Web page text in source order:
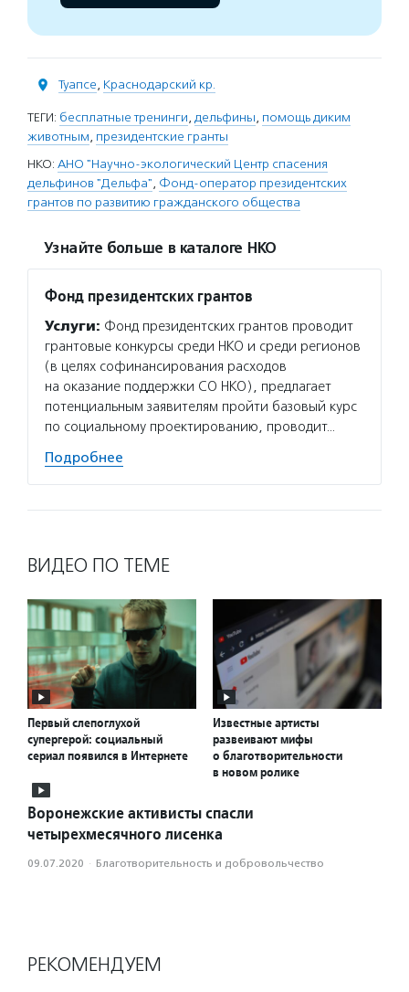
Туапсе, Краснодарский кр.
ТЕГИ: бесплатные тренинги, дельфины, помощь диким
животным, президентские гранты
НКО: АНО "Научно-экологический Центр спасения
дельфинов "Дельфа", Фонд-оператор президентских
грантов по развитию гражданского общества
Узнайте больше в каталоге НКО
Фонд президентских грантов
Услуги: Фонд президентских грантов проводит
грантовые конкурсы среди НКО и среди регионов
(в целях софинансирования расходов
на оказание поддержки СО НКО), предлагает
потенциальным заявителям пройти базовый курс
по социальному проектированию, проводит…
Подробнее
ВИДЕО ПО ТЕМЕ
Первый слепоглухой
супергерой: социальный
сериал появился в Интернете
Известные артисты
развеивают мифы
о благотворительности
в новом ролике
Воронежские активисты спасли
четырехмесячного лисенка
09.07.2020 · Благотвори­тель­ность и доброволь­чест­во
РЕКОМЕНДУЕМ